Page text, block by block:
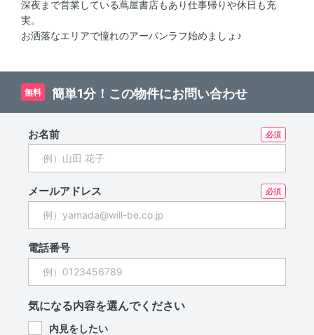
深夜まで営業している蔦屋書店もあり仕事帰りや休日も充
実。
お洒落なエリアで憧れのアーバンラフ始めましょ♪
無料 簡単1分！この物件にお問い合わせ
お名前
メールアドレス
電話番号
気になる内容を選んでください
内見をしたい